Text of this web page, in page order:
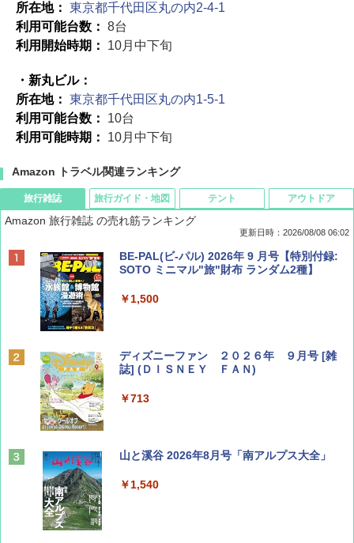
所在地： 東京都千代田区丸の内2-4-1
利用可能台数： 8台
利用開始時期： 10月中下旬
・新丸ビル：
所在地： 東京都千代田区丸の内1-5-1
利用可能台数： 10台
利用可能時期： 10月中下旬
Amazon トラベル関連ランキング
旅行雑誌
Amazon 旅行雑誌 の売れ筋ランキング
更新日時：2026/08/08 06:02
BE-PAL(ビ-パル) 2026年 9 月号【特別付録:
SOTO ミニマル"旅"財布 ランダム2種】
￥1,500
ディズニーファン ２０２６年 ９月号 [雑
誌] (ＤＩＳＮＥＹ ＦＡＮ)
￥713
山と溪谷 2026年8月号「南アルプス大全」
￥1,540
旅行ガイド・地図 テント アウトドア